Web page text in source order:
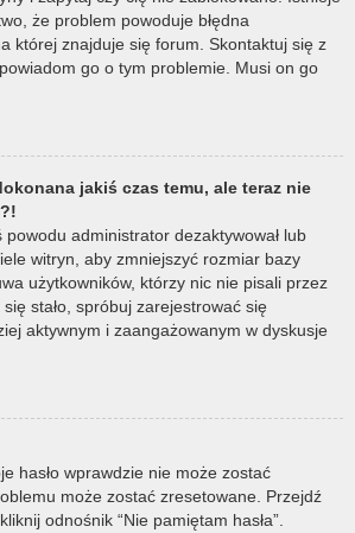
że problem powoduje błędna
której znajduje się forum. Skontaktuj się z
go o tym problemie. Musi on go
jakiś czas temu, ale teraz nie
administrator dezaktywował lub
witryn, aby zmniejszyć rozmiar bazy
użytkowników, którzy nic nie pisali przez
stało, spróbuj zarejestrować się
aktywnym i zaangażowanym w dyskusje
hasło wprawdzie nie może zostać
może zostać zresetowane. Przejdź
odnośnik “Nie pamiętam hasła”.